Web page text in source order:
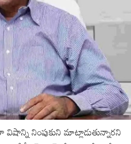
విషాన్ని నింపుకుని మాట్లాడుతున్నారని